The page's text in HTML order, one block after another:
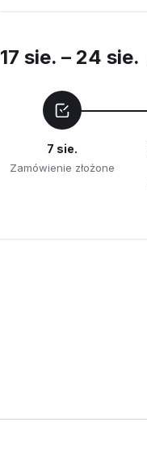
17 sie. – 24 sie.
7 sie.
Zamówienie złożone